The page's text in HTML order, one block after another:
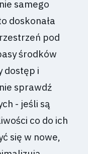
samego
doskonała
pod
środków
dostęp i
sprawdź
- jeśli są
co do ich
się w nowe,